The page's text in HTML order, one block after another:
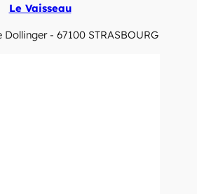
Le Vaisseau
Dollinger - 67100 STRASBOURG